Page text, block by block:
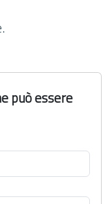
può essere